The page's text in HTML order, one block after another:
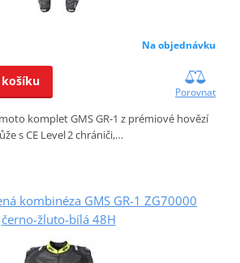
Na objednávku
košíku
Porovnat
komplet GMS GR‑1 z prémiové hovězí
s CE Level 2 chrániči,…
kombinéza GMS GR-1 ZG70000
černo-žluto-bílá 48H